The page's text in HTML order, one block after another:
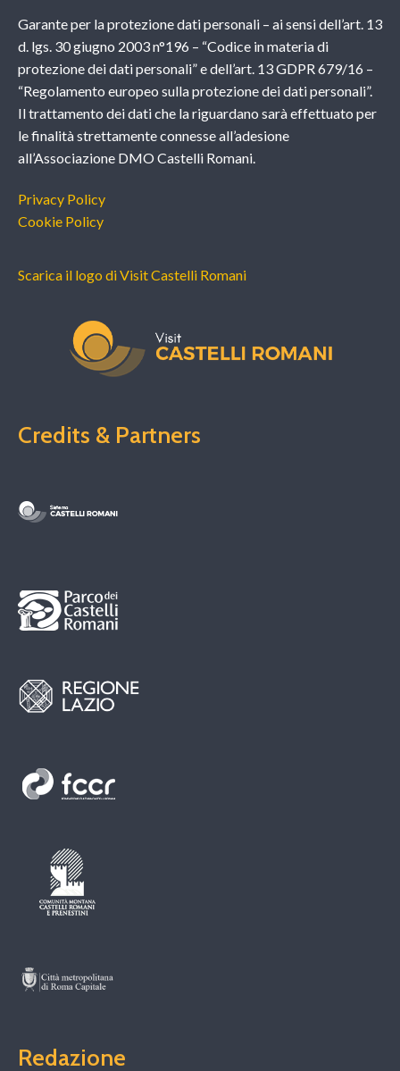
Garante per la protezione dati personali – ai sensi dell’art. 13
d. lgs. 30 giugno 2003 n°196 – “Codice in materia di
protezione dei dati personali” e dell’art. 13 GDPR 679/16 –
“Regolamento europeo sulla protezione dei dati personali”.
Il trattamento dei dati che la riguardano sarà effettuato per
le finalità strettamente connesse all’adesione
all’Associazione DMO Castelli Romani.
Privacy Policy
Cookie Policy
Scarica il logo di Visit Castelli Romani
Credits & Partners
Redazione